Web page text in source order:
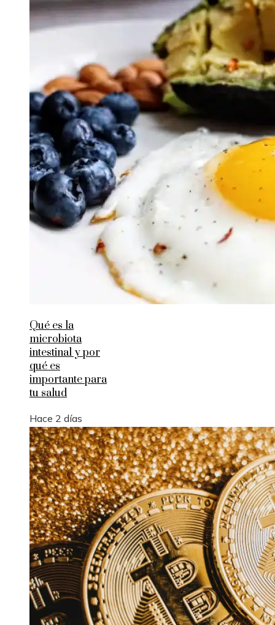
Qué es la
microbiota
intestinal y por
qué es
importante para
tu salud
Hace 2 días